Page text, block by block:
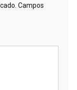
Campos